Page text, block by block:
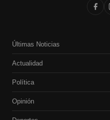
Últimas Noticias
Actualidad
Política
Opinión